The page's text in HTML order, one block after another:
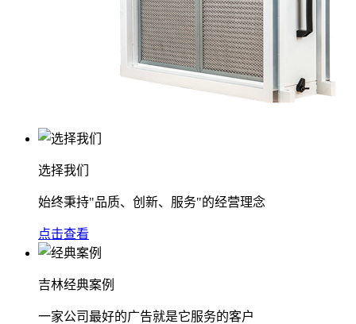
选择我们
始终秉持"品质、创新、服务"的经营理念
点击查看
吉林经典案例
一家公司最好的广告就是它服务的客户